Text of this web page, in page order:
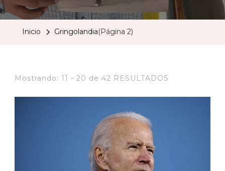
Inicio Gringolandia(Página 2)
Mostrando: 11 - 20 de 42 RESULTADOS